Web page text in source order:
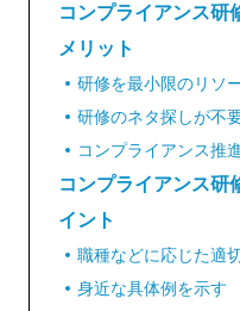
コンプライアンス研
メリット
研修を最小限のリソ
研修のネタ探しが不
コンプライアンス推
コンプライアンス研
イント
職種などに応じた適
身近な具体例を示す